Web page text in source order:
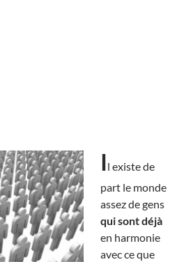
Il existe de
part le monde
assez de gens
qui sont déjà
en harmonie
avec ce que